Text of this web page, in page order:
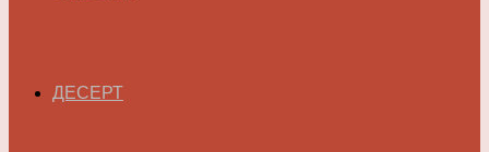
ДЕСЕРТ